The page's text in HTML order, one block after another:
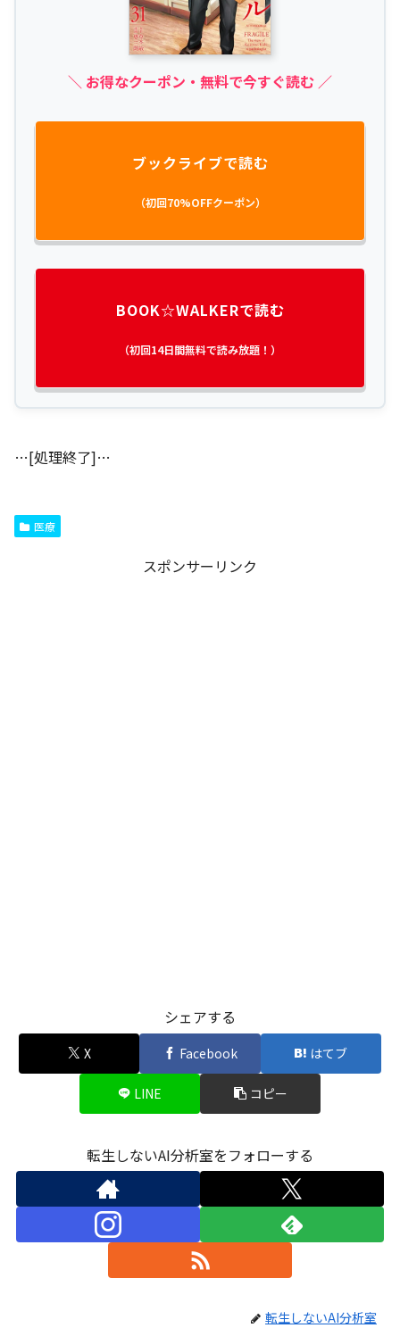
＼ お得なクーポン・無料で今すぐ読む ／
ブックライブで読む
（初回70%OFFクーポン）
BOOK☆WALKERで読む
（初回14日間無料で読み放題！）
…[処理終了]…
医療
スポンサーリンク
シェアする
X Facebook はてブ
LINE コピー
転生しないAI分析室をフォローする
転生しないAI分析室